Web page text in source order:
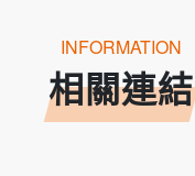
INFORMATION
相關連結